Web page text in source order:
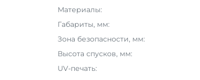
Материалы:
Габариты, мм:
Зона безопасности, мм:
Высота спусков, мм:
UV-печать: